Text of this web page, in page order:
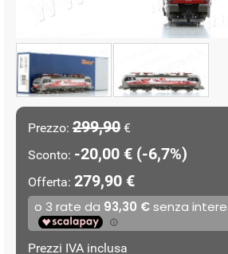
Prezzo: 299,90 €
Sconto: -20,00 € (-6,7%)
Offerta: 279,90 €
Prezzi IVA inclusa